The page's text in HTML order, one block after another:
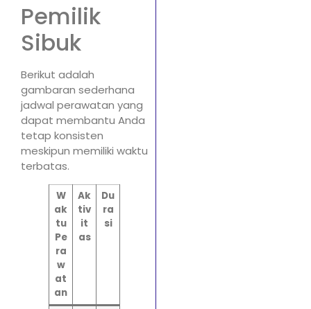
Pemilik
Sibuk
Berikut adalah
gambaran sederhana
jadwal perawatan yang
dapat membantu Anda
tetap konsisten
meskipun memiliki waktu
terbatas.
W
ak
tu
Pe
ra
w
at
an
Ak
tiv
it
as
Du
ra
si